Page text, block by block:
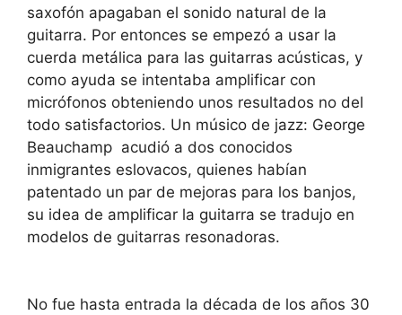
saxofón apagaban el sonido natural de la
guitarra. Por entonces se empezó a usar la
cuerda metálica para las guitarras acústicas, y
como ayuda se intentaba amplificar con
micrófonos obteniendo unos resultados no del
todo satisfactorios. Un músico de jazz: George
Beauchamp acudió a dos conocidos
inmigrantes eslovacos, quienes habían
patentado un par de mejoras para los banjos,
su idea de amplificar la guitarra se tradujo en
modelos de guitarras resonadoras.
No fue hasta entrada la década de los años 30